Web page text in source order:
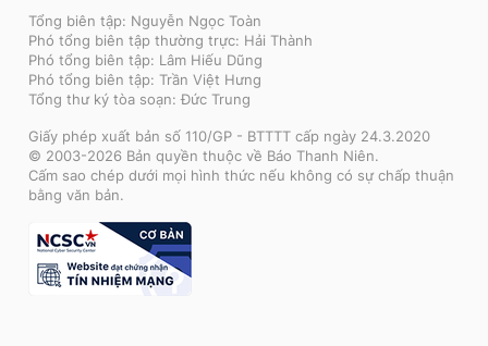
Tổng biên tập: Nguyễn Ngọc Toàn
Phó tổng biên tập thường trực: Hải Thành
Phó tổng biên tập: Lâm Hiếu Dũng
Phó tổng biên tập: Trần Việt Hưng
Tổng thư ký tòa soạn: Đức Trung
Giấy phép xuất bản số 110/GP - BTTTT cấp ngày 24.3.2020
© 2003-2026 Bản quyền thuộc về Báo Thanh Niên.
Cấm sao chép dưới mọi hình thức nếu không có sự chấp thuận
bằng văn bản.